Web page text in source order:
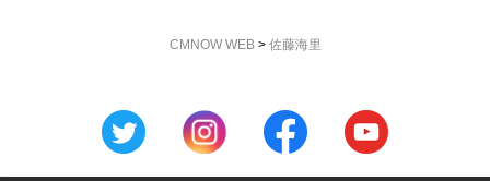
CMNOW WEB> 佐藤海里